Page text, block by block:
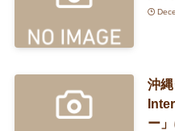
沖
ー